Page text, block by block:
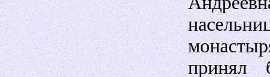
принял